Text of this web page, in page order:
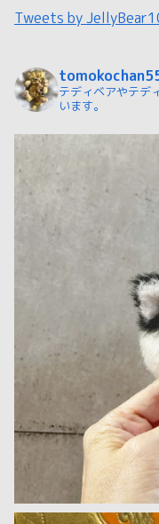
Tweets by
テディベアやテデ
います。